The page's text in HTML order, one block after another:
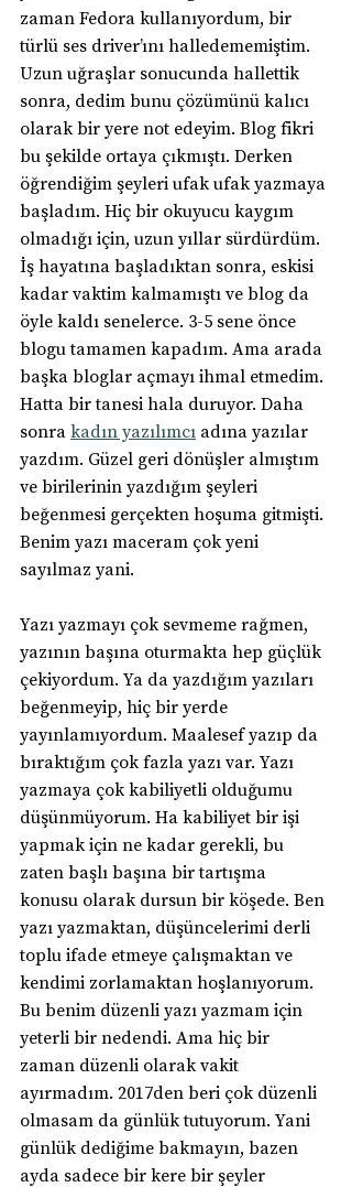
zaman Fedora kullanıyordum, bir
türlü ses driver’ını halledememiştim.
Uzun uğraşlar sonucunda hallettik
sonra, dedim bunu çözümünü kalıcı
olarak bir yere not edeyim. Blog fikri
bu şekilde ortaya çıkmıştı. Derken
öğrendiğim şeyleri ufak ufak yazmaya
başladım. Hiç bir okuyucu kaygım
olmadığı için, uzun yıllar sürdürdüm.
İş hayatına başladıktan sonra, eskisi
kadar vaktim kalmamıştı ve blog da
öyle kaldı senelerce. 3-5 sene önce
blogu tamamen kapadım. Ama arada
başka bloglar açmayı ihmal etmedim.
Hatta bir tanesi hala duruyor. Daha
sonra kadın yazılımcı adına yazılar
yazdım. Güzel geri dönüşler almıştım
ve birilerinin yazdığım şeyleri
beğenmesi gerçekten hoşuma gitmişti.
Benim yazı maceram çok yeni
sayılmaz yani.
Yazı yazmayı çok sevmeme rağmen,
yazının başına oturmakta hep güçlük
çekiyordum. Ya da yazdığım yazıları
beğenmeyip, hiç bir yerde
yayınlamıyordum. Maalesef yazıp da
bıraktığım çok fazla yazı var. Yazı
yazmaya çok kabiliyetli olduğumu
düşünmüyorum. Ha kabiliyet bir işi
yapmak için ne kadar gerekli, bu
zaten başlı başına bir tartışma
konusu olarak dursun bir köşede. Ben
yazı yazmaktan, düşüncelerimi derli
toplu ifade etmeye çalışmaktan ve
kendimi zorlamaktan hoşlanıyorum.
Bu benim düzenli yazı yazmam için
yeterli bir nedendi. Ama hiç bir
zaman düzenli olarak vakit
ayırmadım. 2017den beri çok düzenli
olmasam da günlük tutuyorum. Yani
günlük dediğime bakmayın, bazen
ayda sadece bir kere bir şeyler